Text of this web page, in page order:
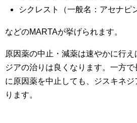
シクレスト（一般名：アセナピ
などのMARTAが挙げられます。
原因薬の中止・減薬は速やかに行
ジアの治りは良くなります。一方
に原因薬を中止しても、ジスキネ
ります。